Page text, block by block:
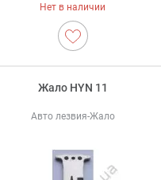
Нет в наличии
Жало HYN 11
Авто лезвия-Жало